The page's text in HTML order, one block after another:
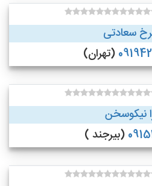
سعادتی
(تهران)
نیکوسخن
(بیرجند )